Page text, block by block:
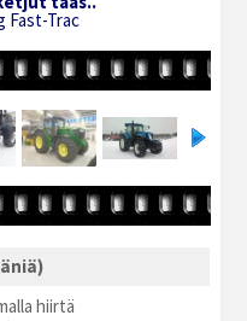
Fast-Trac
hiirtä